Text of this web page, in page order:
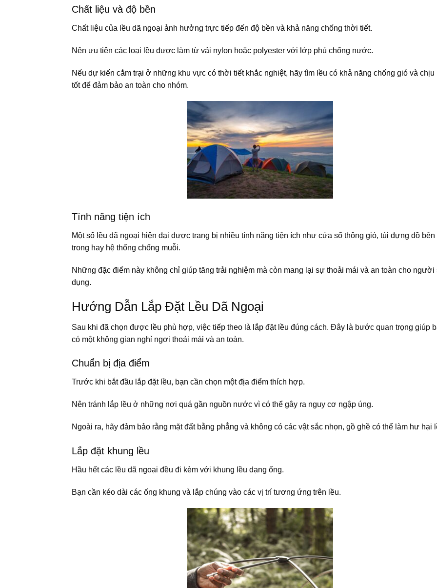
Chất liệu và độ bền
Chất liệu của lều dã ngoại ảnh hưởng trực tiếp đến độ bền và khả năng chống thời tiết.
Nên ưu tiên các loại lều được làm từ vải nylon hoặc polyester với lớp phủ chống nước.
Nếu dự kiến cắm trại ở những khu vực có thời tiết khắc nghiệt, hãy tìm lều có khả năng chống gió và chịu
tốt để đảm bảo an toàn cho nhóm.
Tính năng tiện ích
Một số lều dã ngoại hiện đại được trang bị nhiều tính năng tiện ích như cửa sổ thông gió, túi đựng đồ bên
trong hay hệ thống chống muỗi.
Những đặc điểm này không chỉ giúp tăng trải nghiệm mà còn mang lại sự thoải mái và an toàn cho người
dụng.
Hướng Dẫn Lắp Đặt Lều Dã Ngoại
Sau khi đã chọn được lều phù hợp, việc tiếp theo là lắp đặt lều đúng cách. Đây là bước quan trọng giúp
có một không gian nghỉ ngơi thoải mái và an toàn.
Chuẩn bị địa điểm
Trước khi bắt đầu lắp đặt lều, bạn cần chọn một địa điểm thích hợp.
Nên tránh lắp lều ở những nơi quá gần nguồn nước vì có thể gây ra nguy cơ ngập úng.
Ngoài ra, hãy đảm bảo rằng mặt đất bằng phẳng và không có các vật sắc nhọn, gồ ghề có thể làm hư hại
Lắp đặt khung lều
Hầu hết các lều dã ngoại đều đi kèm với khung lều dạng ống.
Bạn cần kéo dài các ống khung và lắp chúng vào các vị trí tương ứng trên lều.